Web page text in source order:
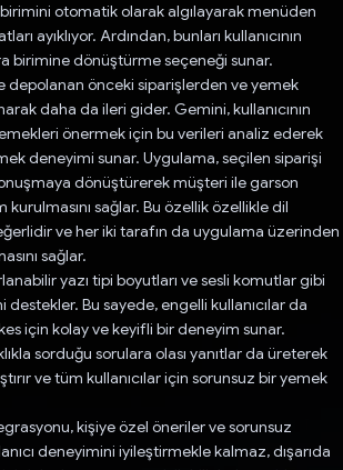
otomatik olarak algılayarak menüden
ayıklıyor. Ardından, bunları kullanıcının
birimine dönüştürme seçeneği sunar.
depolanan önceki siparişlerden ve yemek
daha da ileri gider. Gemini, kullanıcının
önermek için bu verileri analiz ederek
deneyimi sunar. Uygulama, seçilen siparişi
dönüştürerek müşteri ile garson
kurulmasını sağlar. Bu özellik özellikle dil
ve her iki tarafın da uygulama üzerinden
sağlar.
yazı tipi boyutları ve sesli komutlar gibi
Bu sayede, engelli kullanıcılar da
için kolay ve keyifli bir deneyim sunar.
sorduğu sorulara olası yanıtlar da üreterek
ve tüm kullanıcılar için sorunsuz bir yemek
kişiye özel öneriler ve sorunsuz
deneyimini iyileştirmekle kalmaz, dışarıda